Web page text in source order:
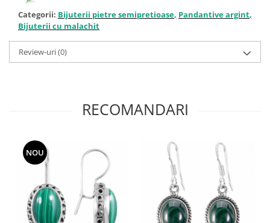
Categorii: Bijuterii pietre semipretioase, Pandantive argint,
Bijuterii cu malachit
Review-uri(0)
RECOMANDARI
NOU